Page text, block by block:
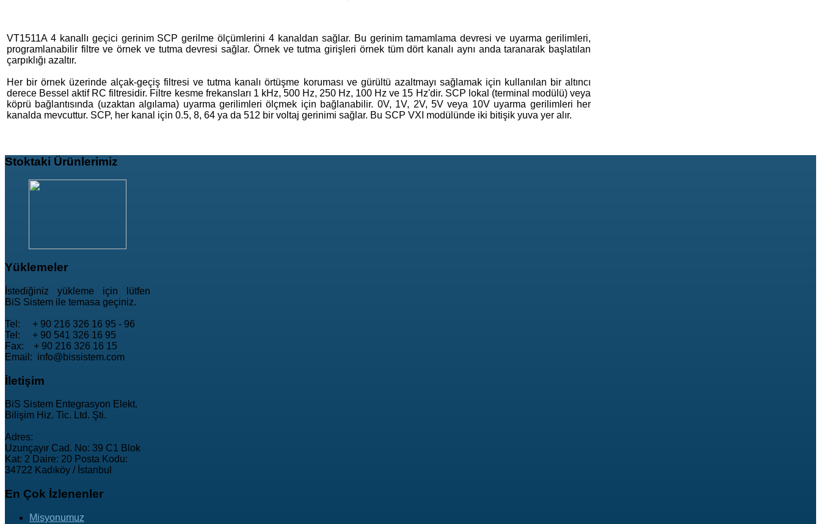
VT1511A 4 kanallı geçici gerinim SCP gerilme ölçümlerini 4 kanaldan sağlar. Bu gerinim tamamlama devresi ve uyarma gerilimleri,
programlanabilir filtre ve örnek ve tutma devresi sağlar. Örnek ve tutma girişleri örnek tüm dört kanalı aynı anda taranarak başlatılan
çarpıklığı azaltır.
Her bir örnek üzerinde alçak-geçiş filtresi ve tutma kanalı örtüşme koruması ve gürültü azaltmayı sağlamak için kullanılan bir altıncı
derece Bessel aktif RC filtresidir. Filtre kesme frekansları 1 kHz, 500 Hz, 250 Hz, 100 Hz ve 15 Hz'dir. SCP lokal (terminal modülü) veya
köprü bağlantısında (uzaktan algılama) uyarma gerilimleri ölçmek için bağlanabilir. 0V, 1V, 2V, 5V veya 10V uyarma gerilimleri her
kanalda mevcuttur. SCP, her kanal için 0.5, 8, 64 ya da 512 bir voltaj gerinimi sağlar. Bu SCP VXI modülünde iki bitişik yuva yer alır.
Stoktaki Ürünlerimiz
Yüklemeler
İstediğiniz yükleme için lütfen
BiS Sistem ile temasa geçiniz.
Tel: + 90 216 326 16 95 - 96
Tel: + 90 541 326 16 95
Fax: + 90 216 326 16 15
Email: info@bissistem.com
İletişim
BiS Sistem Entegrasyon Elekt.
Bilişim Hiz. Tic. Ltd. Şti.
Adres:
Uzunçayır Cad. No: 39 C1 Blok
Kat: 2 Daire: 20 Posta Kodu:
34722 Kadıköy / İstanbul
En Çok İzlenenler
Misyonumuz